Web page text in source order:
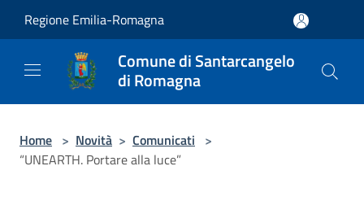
Regione Emilia-Romagna
Comune di Santarcangelo
di Romagna
Home > Novità > Comunicati >
“UNEARTH. Portare alla luce”